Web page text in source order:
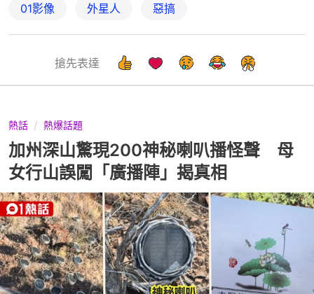
01影像 外星人 惡搞
搶先表達
熱話 熱爆話題
加州深山驚現200神秘喇叭播怪聲 母
女行山誤闖「廣播陣」揭真相